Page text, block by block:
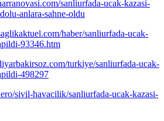
sanliurfada-ucak-kazasi-
anlara-sahne-oldu
haber/sanliurfada-ucak-
93346.htm
turkiye/sanliurfada-ucak-
498297
sivil-havacilik/sanliurfada-ucak-kazasi-